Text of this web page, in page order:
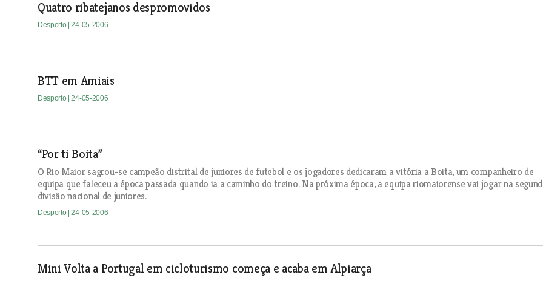
Quatro ribatejanos despromovidos
Desporto | 24-05-2006
BTT em Amiais
Desporto | 24-05-2006
“Por ti Boita”
O Rio Maior sagrou-se campeão distrital de juniores de futebol e os jogadores dedicaram a vitória a Boita, um companheiro de
equipa que faleceu a época passada quando ia a caminho do treino. Na próxima época, a equipa riomaiorense vai jogar na
divisão nacional de juniores.
Desporto | 24-05-2006
Mini Volta a Portugal em cicloturismo começa e acaba em Alpiarça